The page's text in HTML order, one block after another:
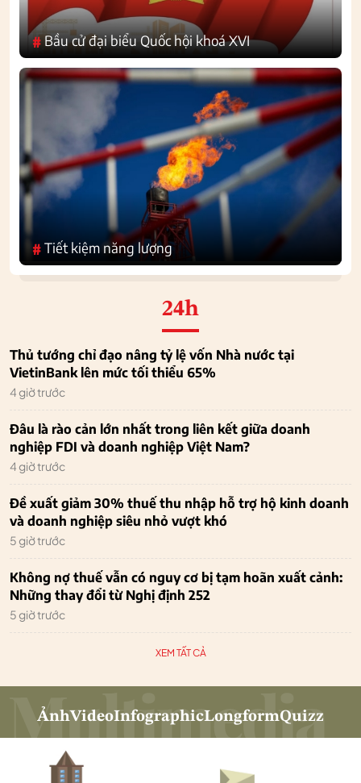
#Bầu cử đại biểu Quốc hội khoá XVI
#Tiết kiệm năng lượng
24h
Thủ tướng chỉ đạo nâng tỷ lệ vốn Nhà nước tại
VietinBank lên mức tối thiểu 65%
4 giờ trước
Đâu là rào cản lớn nhất trong liên kết giữa doanh
nghiệp FDI và doanh nghiệp Việt Nam?
4 giờ trước
Đề xuất giảm 30% thuế thu nhập hỗ trợ hộ kinh doanh
và doanh nghiệp siêu nhỏ vượt khó
5 giờ trước
Không nợ thuế vẫn có nguy cơ bị tạm hoãn xuất cảnh:
Những thay đổi từ Nghị định 252
5 giờ trước
XEM TẤT CẢ
ẢnhVideoInfographicLongformQuizz